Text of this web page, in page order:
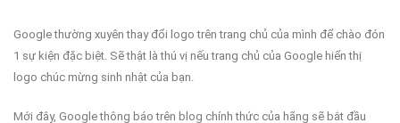
Google thường xuyên thay đổi logo trên trang chủ của mình để chào đón
1 sự kiện đặc biệt. Sẽ thật là thú vị nếu trang chủ của Google hiển thị
logo chúc mừng sinh nhật của bạn.
Mới đây, Google thông báo trên blog chính thức của hãng sẽ bắt đầu